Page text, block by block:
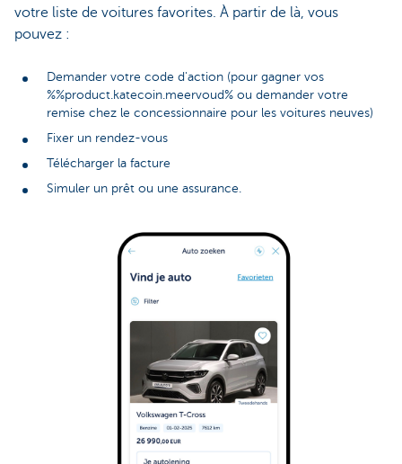
votre liste de voitures favorites. À partir de là, vous
pouvez :
Demander votre code d'action (pour gagner vos
%%product.katecoin.meervoud% ou demander votre
remise chez le concessionnaire pour les voitures neuves)
Fixer un rendez-vous
Télécharger la facture
Simuler un prêt ou une assurance.